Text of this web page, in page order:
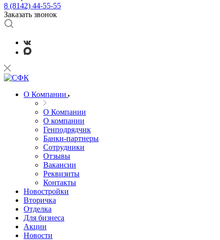
8 (8142) 44-55-55
Заказать звонок
О Компании
О Компании
О компании
Генподрядчик
Банки-партнеры
Сотрудники
Отзывы
Вакансии
Реквизиты
Контакты
Новостройки
Вторичка
Отделка
Для бизнеса
Акции
Новости